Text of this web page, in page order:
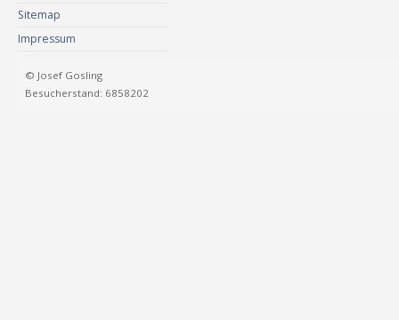
Sitemap
Impressum
© Josef Gosling
Besucherstand: 6858202